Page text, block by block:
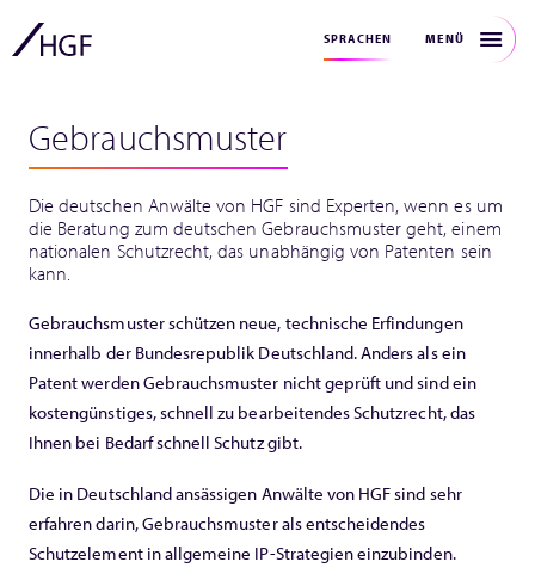
SPRACHEN MENÜ
Gebrauchsmuster
Die deutschen Anwälte von HGF sind Experten, wenn es um
die Beratung zum deutschen Gebrauchsmuster geht, einem
nationalen Schutzrecht, das unabhängig von Patenten sein
kann.
Gebrauchsmuster schützen neue, technische Erfindungen
innerhalb der Bundesrepublik Deutschland. Anders als ein
Patent werden Gebrauchsmuster nicht geprüft und sind ein
kostengünstiges, schnell zu bearbeitendes Schutzrecht, das
Ihnen bei Bedarf schnell Schutz gibt.
Die in Deutschland ansässigen Anwälte von HGF sind sehr
erfahren darin, Gebrauchsmuster als entscheidendes
Schutzelement in allgemeine IP-Strategien einzubinden.